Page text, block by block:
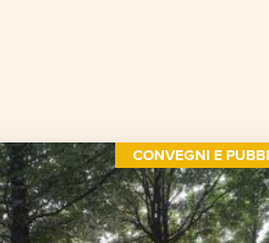
CONVEGNI E